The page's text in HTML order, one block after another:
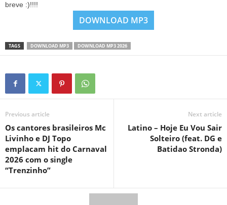
breve :)!!!!
DOWNLOAD MP3
TAGS DOWNLOAD MP3 DOWNLOAD MP3 2026
Previous article
Os cantores brasileiros Mc
Livinho e DJ Topo
emplacam hit do Carnaval
2026 com o single
“Trenzinho”
Next article
Latino – Hoje Eu Vou Sair
Solteiro (feat. DG e
Batidao Stronda)